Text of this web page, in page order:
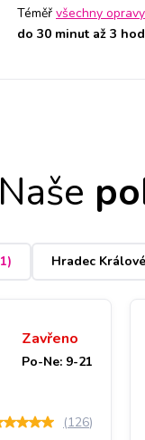
Téměř všechny opravy
do 30 minut až 3
Naše
1) Hradec Králové
Zavřeno
Po-Ne: 9-21
(126)